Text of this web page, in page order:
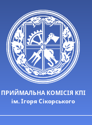
ПРИЙМАЛЬНА КОМІСІЯ КПІ
ім. Ігоря Сікорського